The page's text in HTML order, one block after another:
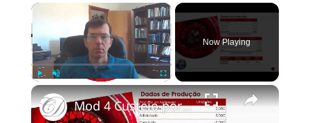
×
Play Unmute Fullscreen
Now Playing
×
Mod 4 Custeio por Processo Parte 2 Unidades Equivalentes de Producao